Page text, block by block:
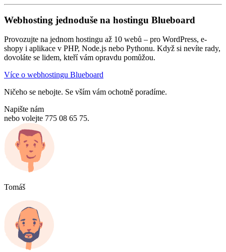
Webhosting jednoduše na hostingu Blueboard
Provozujte na jednom hostingu až 10 webů – pro WordPress, e-
shopy i aplikace v PHP, Node.js nebo Pythonu. Když si nevíte rady,
dovoláte se lidem, kteří vám opravdu pomůžou.
Více o webhostingu Blueboard
Ničeho se nebojte. Se vším vám ochotně poradíme.
Napište nám
nebo volejte 775 08 65 75.
Tomáš